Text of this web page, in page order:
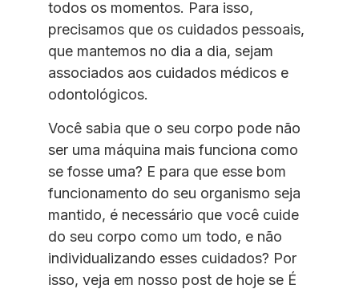
todos os momentos. Para isso,
precisamos que os cuidados pessoais,
que mantemos no dia a dia, sejam
associados aos cuidados médicos e
odontológicos.
Você sabia que o seu corpo pode não
ser uma máquina mais funciona como
se fosse uma? E para que esse bom
funcionamento do seu organismo seja
mantido, é necessário que você cuide
do seu corpo como um todo, e não
individualizando esses cuidados? Por
isso, veja em nosso post de hoje se É